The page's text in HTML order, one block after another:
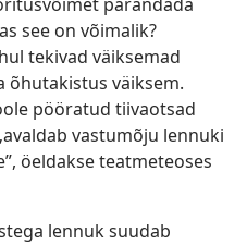
see on võimalik?
tekivad väiksemad
õhutakistus väiksem.
pööratud tiivaotsad
vastumõju lennuki
öeldakse teatmeteoses
lennuk suudab